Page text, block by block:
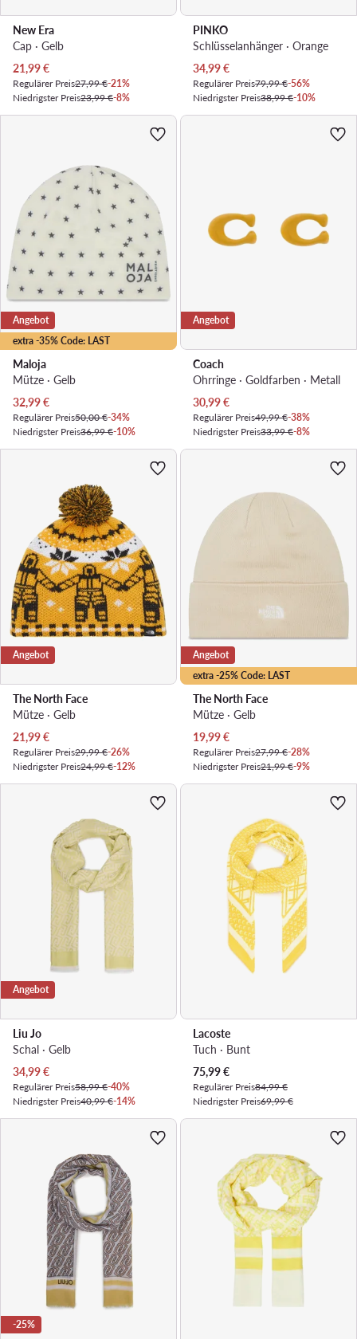
New Era
Cap · Gelb
Aktueller Preis
21,99€
Regulärer Preis27,99 €-21%
Niedrigster Preis23,99 €-8%
PINKO
Schlüsselanhänger · Orange
Aktueller Preis
34,99€
Regulärer Preis79,99 €-56%
Niedrigster Preis38,99 €-10%
extra -35% Code: LAST
Angebot
Maloja
Mütze · Gelb
Aktueller Preis
32,99€
Regulärer Preis50,00 €-34%
Niedrigster Preis36,99 €-10%
Angebot
Coach
Ohrringe · Goldfarben · Metall
Aktueller Preis
30,99€
Regulärer Preis49,99 €-38%
Niedrigster Preis33,99 €-8%
Angebot
The North Face
Mütze · Gelb
Aktueller Preis
21,99€
Regulärer Preis29,99 €-26%
Niedrigster Preis24,99 €-12%
extra -25% Code: LAST
Angebot
The North Face
Mütze · Gelb
Aktueller Preis
19,99€
Regulärer Preis27,99 €-28%
Niedrigster Preis21,99 €-9%
Angebot
Liu Jo
Schal · Gelb
Aktueller Preis
34,99€
Regulärer Preis58,99 €-40%
Niedrigster Preis40,99 €-14%
Lacoste
Tuch · Bunt
Aktueller Preis
75,99€
Regulärer Preis84,99 €
Niedrigster Preis69,99 €
-25%